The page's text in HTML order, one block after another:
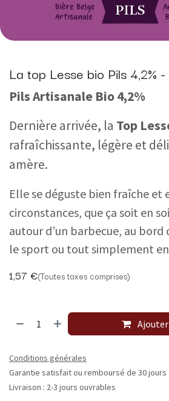
La top Lesse bio Pils 4,2%
Pils Artisanale Bio 4,2%
Dernière arrivée, la Top
rafraîchissante, légère et
amère.
Elle se déguste bien fraîche et
circonstances, que ça soit en
autour d’un barbecue, au bord
le sport ou tout simplement
1,57 €(Toutes taxes comprises)
Conditions générales
Garantie satisfait ou remboursé de 30 jours
Livraison : 2-3 jours ouvrables